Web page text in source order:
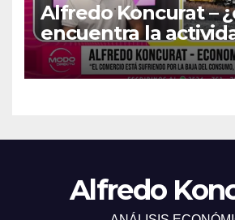
Alfredo Koncurat –
encuentra la
económica del país?
Alfredo